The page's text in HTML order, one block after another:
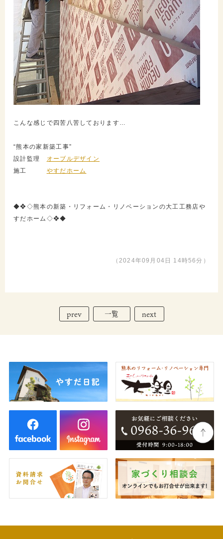
こんな感じで四苦八苦しております…
“熊本の家新築工事”
設計監理 オーブルデザイン
施工 やすだホーム
◆❖◇熊本の新築・リフォーム・リノベーションの大工工務店や
すだホーム◇❖◆
（2024年09月04日 14時56分）
prev 一覧 next